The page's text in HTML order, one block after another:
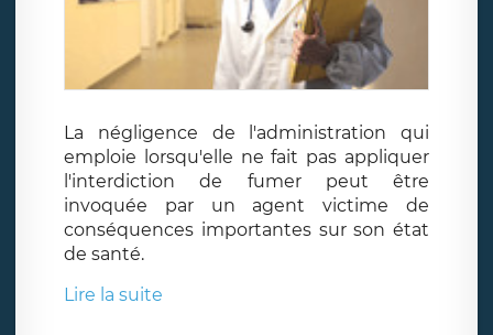
La négligence de l'administration qui
emploie lorsqu'elle ne fait pas appliquer
l'interdiction de fumer peut être
invoquée par un agent victime de
conséquences importantes sur son état
de santé.
Lire la suite